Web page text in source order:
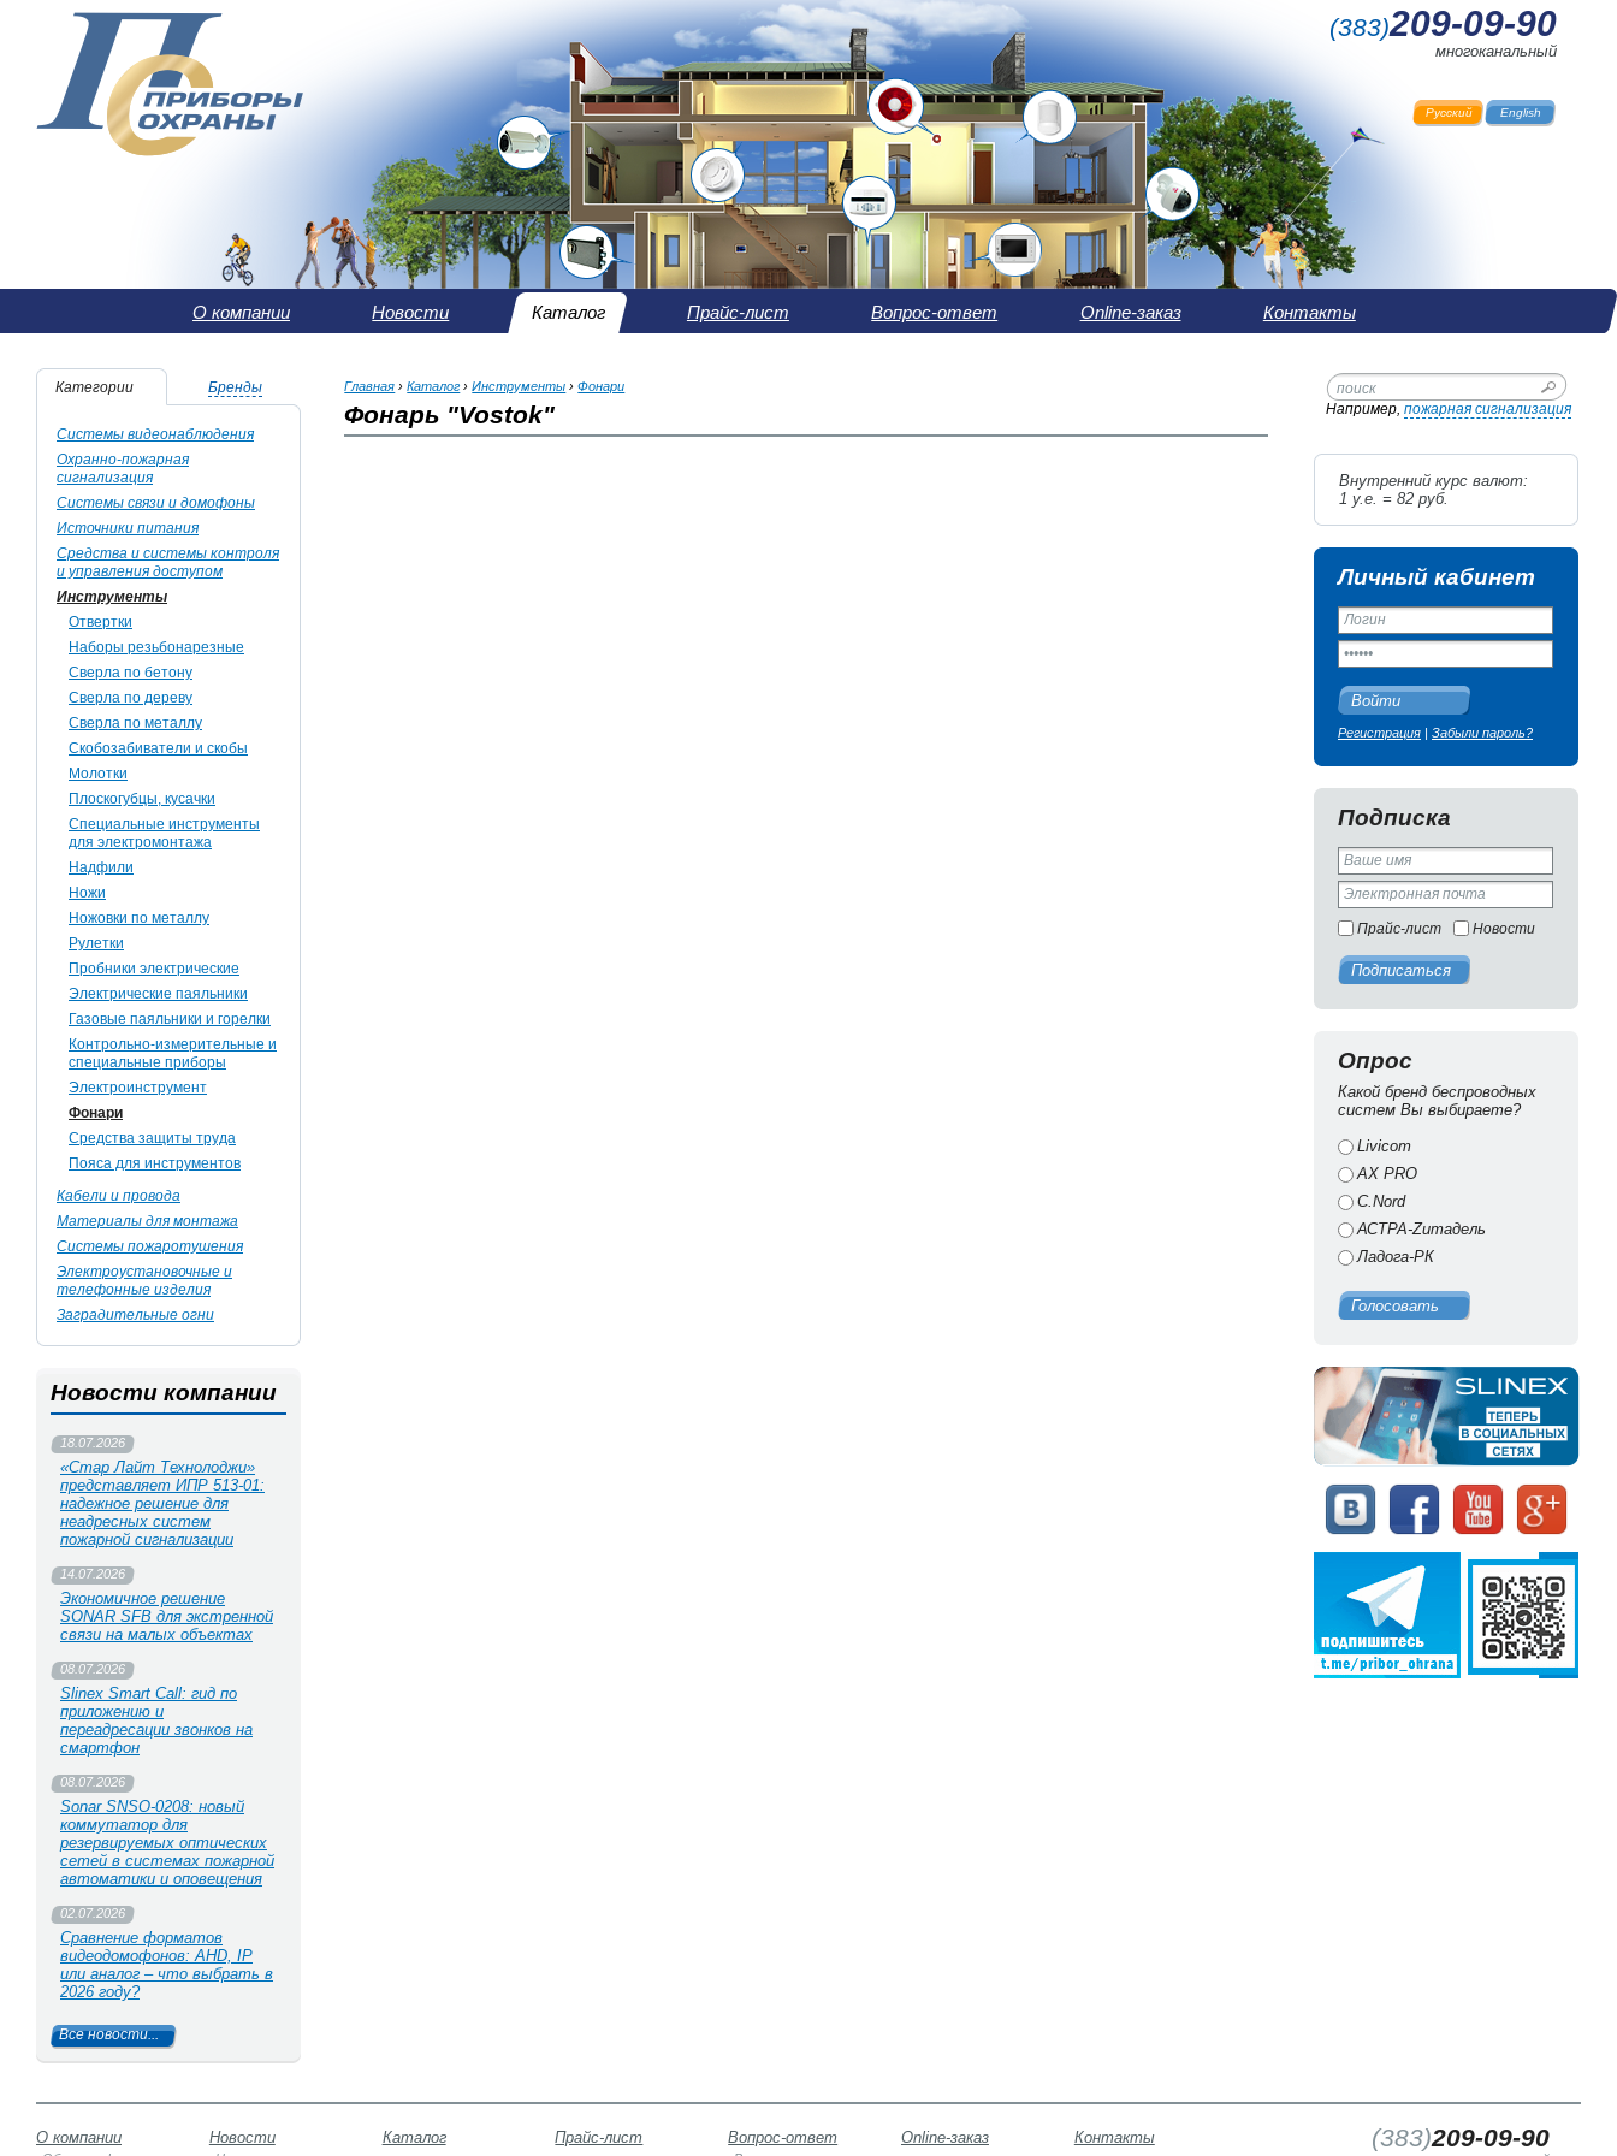
(383)209-09-90
многоканальный
English
Русский
О компании Новости Каталог Прайс-лист Вопрос-ответ Online-заказ Контакты
Категории Бренды
Системы видеонаблюдения
Охранно-пожарная
сигнализация
Системы связи и домофоны
Источники питания
Средства и системы контроля
и управления доступом
Инструменты
Отвертки
Наборы резьбонарезные
Сверла по бетону
Сверла по дереву
Сверла по металлу
Скобозабиватели и скобы
Молотки
Плоскогубцы, кусачки
Специальные инструменты
для электромонтажа
Надфили
Ножи
Ножовки по металлу
Рулетки
Пробники электрические
Электрические паяльники
Газовые паяльники и горелки
Контрольно-измерительные и
специальные приборы
Электроинструмент
Фонари
Средства защиты труда
Пояса для инструментов
Кабели и провода
Материалы для монтажа
Системы пожаротушения
Электроустановочные и
телефонные изделия
Заградительные огни
Новости компании
18.07.2026
«Стар Лайт Технолоджи»
представляет ИПР 513‑01:
надежное решение для
неадресных систем
пожарной сигнализации
14.07.2026
Экономичное решение
SONAR SFB для экстренной
связи на малых объектах
08.07.2026
Slinex Smart Call: гид по
приложению и
переадресации звонков на
смартфон
08.07.2026
Sonar SNSO-0208: новый
коммутатор для
резервируемых оптических
сетей в системах пожарной
автоматики и оповещения
02.07.2026
Сравнение форматов
видеодомофонов: AHD, IP
или аналог – что выбрать в
2026 году?
Все новости...
Например, пожарная сигнализация
Внутренний курс валют:
1 у.е. = 82 руб.
Личный кабинет
Войти
Регистрация | Забыли пароль?
Подписка
Прайс-лист Новости
Подписаться
Опрос
Какой бренд беспроводных
систем Вы выбираете?
Livicom
AX PRO
C.Nord
АСТРА-Zитадель
Ладога-РК
Голосовать
Главная ›Каталог›Инструменты ›Фонари
Фонарь "Vostok"
О компании Новости Каталог Прайс-лист Вопрос-ответ Online-заказ Контакты (383)209-09-90